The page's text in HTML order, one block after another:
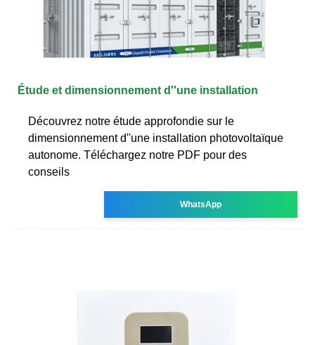
Étude et dimensionnement d''une installation
Découvrez notre étude approfondie sur le
dimensionnement d''une installation photovoltaïque
autonome. Téléchargez notre PDF pour des
conseils
WhatsApp